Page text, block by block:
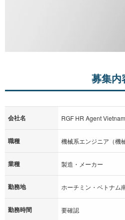
募集内
会社名 RGF HR Agent
職種 機械系エンジニア（機
業種 製造・メーカー
勤務地 ホーチミン・ベトナム
勤務時間 要確認